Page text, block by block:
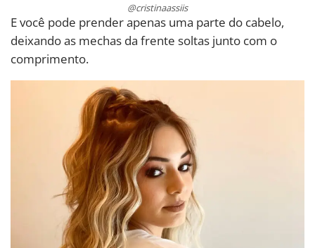
@cristinaassiis
E você pode prender apenas uma parte do cabelo,
deixando as mechas da frente soltas junto com o
comprimento.